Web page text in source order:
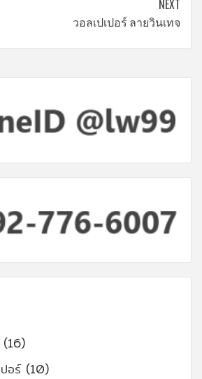
NEXT
วอลเปเปอร์ ลายวินเทจ
(16)
อร์(10)